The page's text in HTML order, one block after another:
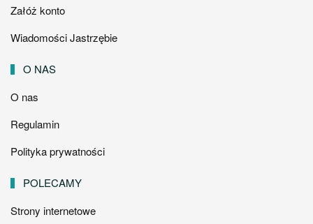
Załóż konto
Wiadomości Jastrzębie
O NAS
O nas
Regulamin
Polityka prywatności
POLECAMY
Strony internetowe